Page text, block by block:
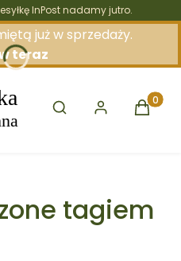
InPost nadamy jutro.
już w sprzedaży.
teraz
Otwórz wyszukiwarkę
tagiem